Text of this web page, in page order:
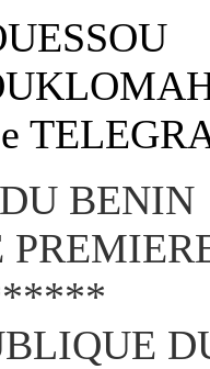
BENIN